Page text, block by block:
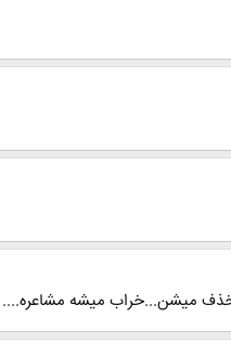
خذف ميشن...خراب ميشه مشاعره....